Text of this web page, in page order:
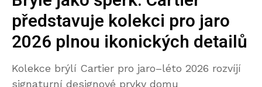
představuje kolekci pro jaro
2026 plnou ikonických detailů
Kolekce brýlí Cartier pro jaro–léto 2026 rozvíjí
signaturní designové prvky domu